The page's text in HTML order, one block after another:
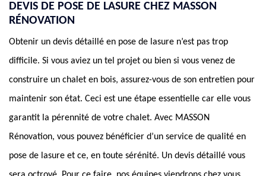
DEVIS DE POSE DE LASURE CHEZ MASSON
RÉNOVATION
Obtenir un devis détaillé en pose de lasure n’est pas trop
difficile. Si vous aviez un tel projet ou bien si vous venez de
construire un chalet en bois, assurez-vous de son entretien pour
maintenir son état. Ceci est une étape essentielle car elle vous
garantit la pérennité de votre chalet. Avec MASSON
Rénovation, vous pouvez bénéficier d’un service de qualité en
pose de lasure et ce, en toute sérénité. Un devis détaillé vous